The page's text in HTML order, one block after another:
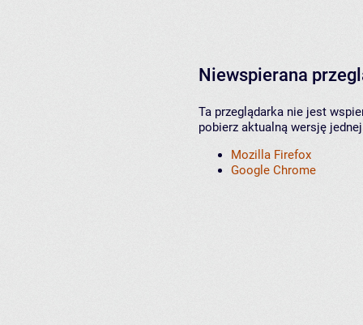
Niewspierana
Ta przeglądarka nie jest
pobierz aktualną wersję
Mozilla Firefox
Google Chrome